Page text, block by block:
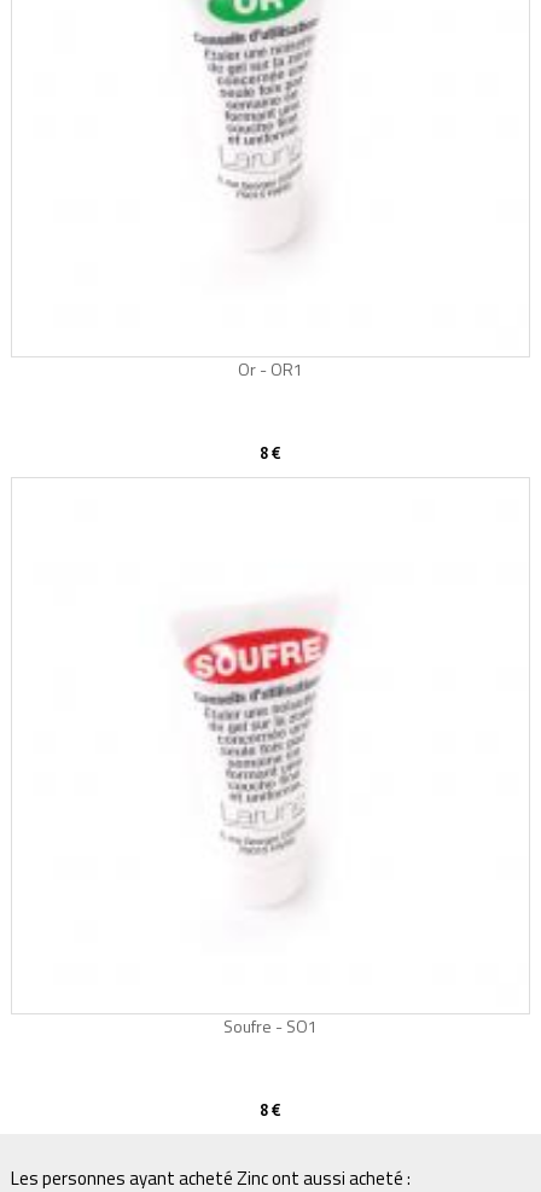
Or - OR1
8 €
Soufre - SO1
8 €
Les personnes ayant acheté Zinc ont aussi acheté :